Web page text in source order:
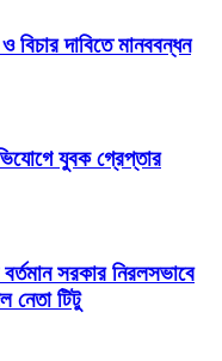
দাবিতে মানববন্ধন
যুবক গ্রেপ্তার
সরকার নিরলসভাবে
নেতা টিটু